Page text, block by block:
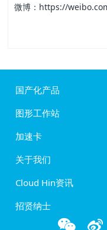
微博：https://
国产化产品
图形工作站
加速卡
关于我们
Cloud Hin资讯
招贤纳士